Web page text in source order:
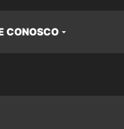
CONOSCO